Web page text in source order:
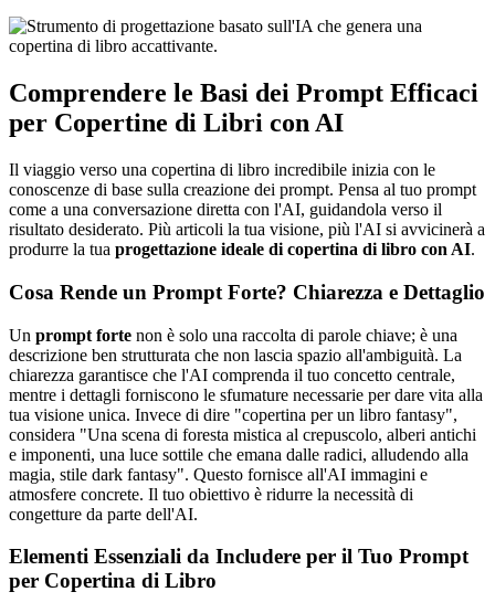
Comprendere le Basi dei Prompt Efficaci
per Copertine di Libri con AI
Il viaggio verso una copertina di libro incredibile inizia con le
conoscenze di base sulla creazione dei prompt. Pensa al tuo prompt
come a una conversazione diretta con l'AI, guidandola verso il
risultato desiderato. Più articoli la tua visione, più l'AI si avvicinerà a
produrre la tua progettazione ideale di copertina di libro con AI.
Cosa Rende un Prompt Forte? Chiarezza e Dettaglio
Un prompt forte non è solo una raccolta di parole chiave; è una
descrizione ben strutturata che non lascia spazio all'ambiguità. La
chiarezza garantisce che l'AI comprenda il tuo concetto centrale,
mentre i dettagli forniscono le sfumature necessarie per dare vita alla
tua visione unica. Invece di dire "copertina per un libro fantasy",
considera "Una scena di foresta mistica al crepuscolo, alberi antichi
e imponenti, una luce sottile che emana dalle radici, alludendo alla
magia, stile dark fantasy". Questo fornisce all'AI immagini e
atmosfere concrete. Il tuo obiettivo è ridurre la necessità di
congetture da parte dell'AI.
Elementi Essenziali da Includere per il Tuo Prompt
per Copertina di Libro